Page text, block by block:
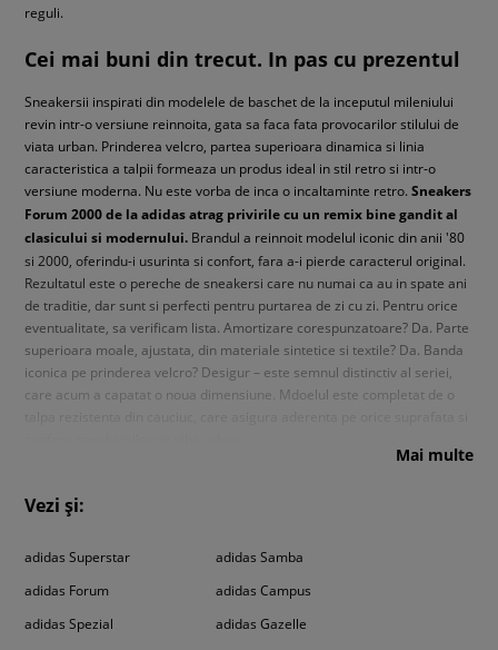
reguli.
Cei mai buni din trecut. In pas cu prezentul
Sneakersii inspirati din modelele de baschet de la inceputul mileniului
revin intr-o versiune reinnoita, gata sa faca fata provocarilor stilului de
viata urban. Prinderea velcro, partea superioara dinamica si linia
caracteristica a talpii formeaza un produs ideal in stil retro si intr-o
versiune moderna. Nu este vorba de inca o incaltaminte retro. Sneakers
Forum 2000 de la adidas atrag privirile cu un remix bine gandit al
clasicului si modernului. Brandul a reinnoit modelul iconic din anii '80
si 2000, oferindu-i usurinta si confort, fara a-i pierde caracterul original.
Rezultatul este o pereche de sneakersi care nu numai ca au in spate ani
de traditie, dar sunt si perfecti pentru purtarea de zi cu zi. Pentru orice
eventualitate, sa verificam lista. Amortizare corespunzatoare? Da. Parte
superioara moale, ajustata, din materiale sintetice si textile? Da. Banda
iconica pe prinderea velcro? Desigur – este semnul distinctiv al seriei,
care acum a capatat o noua dimensiune. Mdoelul este completat de o
Jacques Chassaing si jucatori de baschet – scopul sau era de a crea o
dus la utilizarea, printre altele, a unui sistem de stabilitate si a unei
constructii specifice pentru confortul la purtare si controlul miscarii.
Y2K revine in forta – si ramane pentru mult
Mai multe
Vezi și:
adidas Superstar
adidas Forum
adidas Spezial
adidas Samba
adidas Campus
adidas Gazelle